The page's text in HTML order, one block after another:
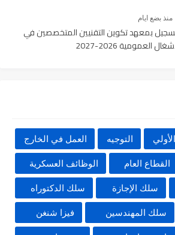
منذ بضع ايام
بمعهد تكوين التقنيين المتخصصين في
العمومية 2026-2027
التوجيه العمل في الخارج
القطاع العام الوظائف العسكرية
سلك الإجازة سلك الدكتوراه
سلك المهندسين فيزا شنغن